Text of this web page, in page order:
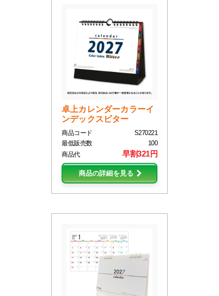
卓上カレンダーカラーイ
ンデックスビター
商品コード
S270221
最低販売数
100
商品代
早割321円
商品の詳細を見る